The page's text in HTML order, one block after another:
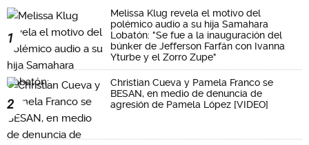
1
Melissa Klug revela el motivo del
polémico audio a su hija Samahara
Lobatón: "Se fue a la inauguración del
búnker de Jefferson Farfán con Ivanna
Yturbe y el Zorro Zupe"
2
Christian Cueva y Pamela Franco se
BESAN, en medio de denuncia de
agresión de Pamela López [VIDEO]